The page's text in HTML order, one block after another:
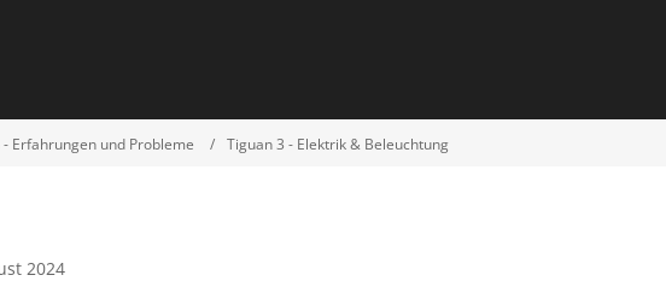
Erfahrungen und Probleme Tiguan 3 - Elektrik & Beleuchtung
2024